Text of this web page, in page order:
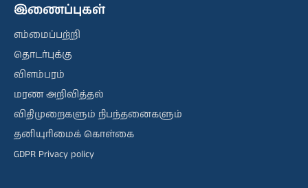
இணைப்புகள்
எம்மைப்பற்றி
தொடர்புக்கு
விளம்பரம்
மரண அறிவித்தல்
விதிமுறைகளும் நிபந்தனைகளும்
தனியுரிமைக் கொள்கை
GDPR Privacy policy